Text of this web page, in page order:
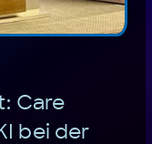
Care
bei der